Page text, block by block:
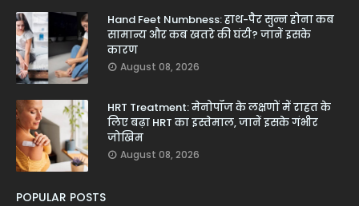
Hand Feet Numbness: हाथ-पैर सुन्न होना कब
सामान्य और कब खतरे की घंटी? जानें इसके
कारण
August 08, 2026
HRT Treatment: मेनोपॉज के लक्षणों में राहत के
लिए बढ़ा HRT का इस्तेमाल, जानें इसके गंभीर
जोखिम
August 08, 2026
POPULAR POSTS